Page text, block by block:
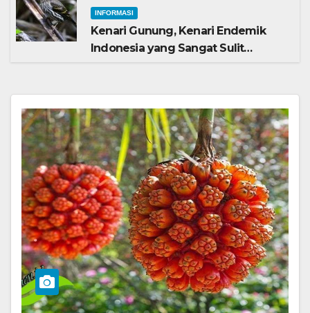
INFORMASI
Kenari Gunung, Kenari Endemik
Indonesia yang Sangat Sulit